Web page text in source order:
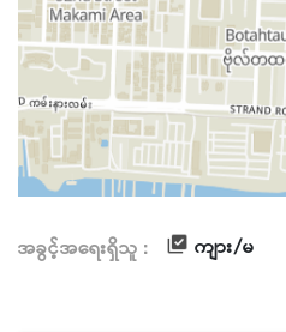
အခွင့်အရေးရှိသူ : ကျား/မ